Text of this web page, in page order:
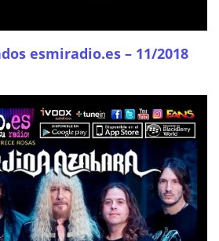
esmiradio.es – 11/2018